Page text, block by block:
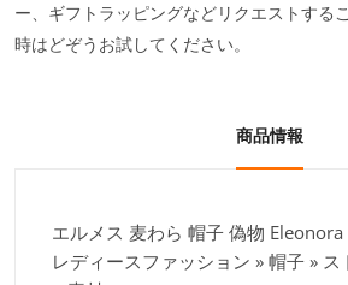
ー、ギフトラッピングなどリクエストする
時はどぞうお試してください。
商品情報
エルメス 麦わら 帽子 偽物 Eleonora
レディースファッション » 帽子 » ス